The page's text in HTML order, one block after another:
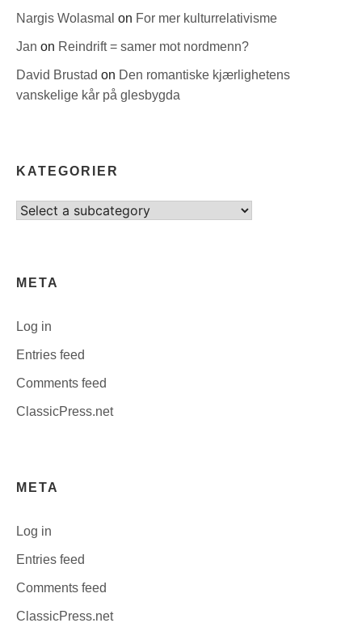
Nargis Wolasmal on For mer kulturrelativisme
Jan on Reindrift = samer mot nordmenn?
David Brustad on Den romantiske kjærlighetens
vanskelige kår på glesbygda
KATEGORIER
Select
META
Log in
Entries feed
Comments feed
ClassicPress.net
META
Log in
Entries feed
Comments feed
ClassicPress.net